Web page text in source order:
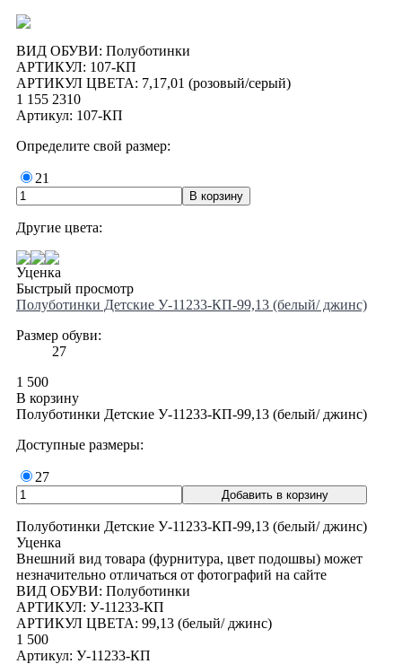
ВИД ОБУВИ: Полуботинки
АРТИКУЛ: 107-КП
АРТИКУЛ ЦВЕТА: 7,17,01 (розовый/серый)
1 155 2310
Артикул: 107-КП
Определите свой размер:
21
Другие цвета:
Уценка
Быстрый просмотр
Полуботинки Детские У-11233-КП-99,13 (белый/ джинс)
Размер обуви:
27
1 500
В корзину
Полуботинки Детские У-11233-КП-99,13 (белый/ джинс)
Доступные размеры:
27
Полуботинки Детские У-11233-КП-99,13 (белый/ джинс)
Уценка
Внешний вид товара (фурнитура, цвет подошвы) может
незначительно отличаться от фотографий на сайте
ВИД ОБУВИ: Полуботинки
АРТИКУЛ: У-11233-КП
АРТИКУЛ ЦВЕТА: 99,13 (белый/ джинс)
1 500
Артикул: У-11233-КП